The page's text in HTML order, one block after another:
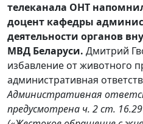
телеканала ОНТ
доцент кафедры
деятельности органов
МВД Беларуси. Дмитрий
избавление от животного
административная
Административная
предусмотрена ч. 2 ст.